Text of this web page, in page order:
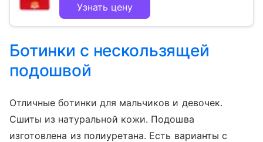
Узнать цену
Ботинки с нескользящей
подошвой
Отличные ботинки для мальчиков и девочек.
Сшиты из натуральной кожи. Подошва
изготовлена из полиуретана. Есть варианты с